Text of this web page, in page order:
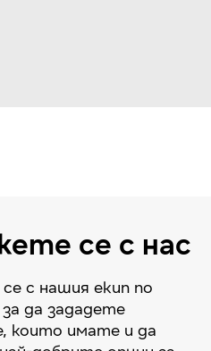
се с нас
с нашия екип по
да зададете
които имате и да